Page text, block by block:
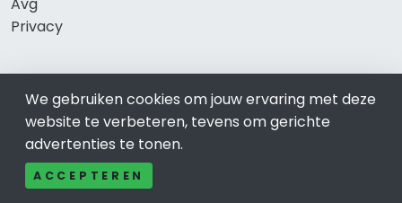
Privacy
Direct naar
Rijscholen Hoorn
Fietswinkels Hoorn
Taxi Hoorn
We gebruiken cookies om jouw ervaring met deze
website te verbeteren, tevens om gerichte
advertenties te tonen.
ACCEPTEREN